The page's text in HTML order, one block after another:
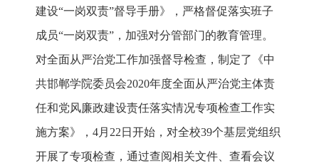
建设“一岗双责”督导手册》，严格督促落实班子
成员“一岗双责”，加强对分管部门的教育管理。
对全面从严治党工作加强督导检查，制定了《中
共邯郸学院委员会2020年度全面从严治党主体责
任和党风廉政建设责任落实情况专项检查工作实
施方案》，4月22日开始，对全校39个基层党组织
开展了专项检查，通过查阅相关文件、查看会议